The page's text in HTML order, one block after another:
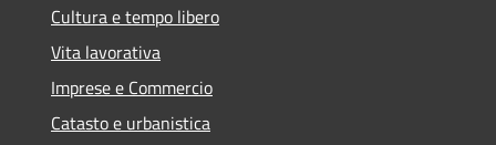
Cultura e tempo libero
Vita lavorativa
Imprese e Commercio
Catasto e urbanistica